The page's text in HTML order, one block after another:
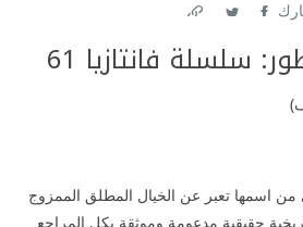
سلسلة فانتازيا 61
والتي من اسمها تعبر عن الخيال المطلق الممزوج
حقيقية مدعومة وموثقة بكل المراجع